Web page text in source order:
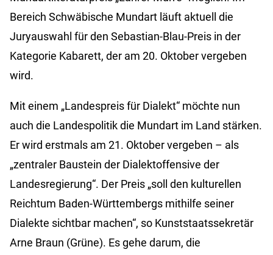
Bereich Schwäbische Mundart läuft aktuell die
Juryauswahl für den Sebastian-Blau-Preis in der
Kategorie Kabarett, der am 20. Oktober vergeben
wird.
Mit einem „Landespreis für Dialekt“ möchte nun
auch die Landespolitik die Mundart im Land stärken.
Er wird erstmals am 21. Oktober vergeben – als
„zentraler Baustein der Dialektoffensive der
Landesregierung“. Der Preis „soll den kulturellen
Reichtum Baden-Württembergs mithilfe seiner
Dialekte sichtbar machen“, so Kunststaatssekretär
Arne Braun (Grüne). Es gehe darum, die